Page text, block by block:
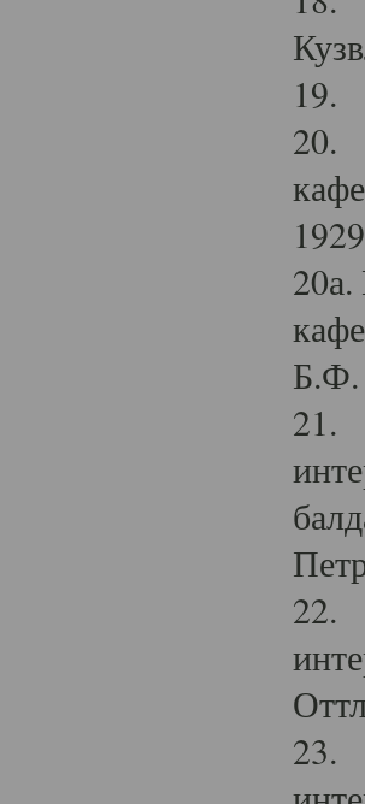
19.
20.
Б.Ф.
21.
22.
23.